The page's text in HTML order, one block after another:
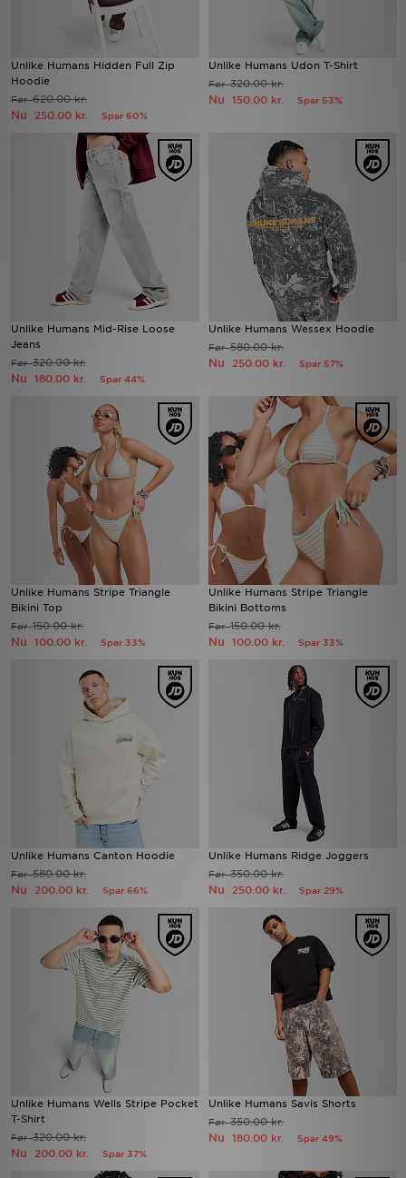
Unlike Humans Hidden Full Zip
Hoodie
Før620.00 kr.
Nu 250.00 kr. Spar 60%
Unlike Humans Udon T-Shirt
Før320.00 kr.
Nu 150.00 kr. Spar 53%
Unlike Humans Mid-Rise Loose
Jeans
Før320.00 kr.
Nu 180.00 kr. Spar 44%
Unlike Humans Wessex Hoodie
Før580.00 kr.
Nu 250.00 kr. Spar 57%
Unlike Humans Stripe Triangle
Bikini Top
Før150.00 kr.
Nu 100.00 kr. Spar 33%
Unlike Humans Stripe Triangle
Bikini Bottoms
Før150.00 kr.
Nu 100.00 kr. Spar 33%
Unlike Humans Canton Hoodie
Før580.00 kr.
Nu 200.00 kr. Spar 66%
Unlike Humans Ridge Joggers
Før350.00 kr.
Nu 250.00 kr. Spar 29%
Unlike Humans Wells Stripe Pocket
T-Shirt
Før320.00 kr.
Nu 200.00 kr. Spar 37%
Unlike Humans Savis Shorts
Før350.00 kr.
Nu 180.00 kr. Spar 49%